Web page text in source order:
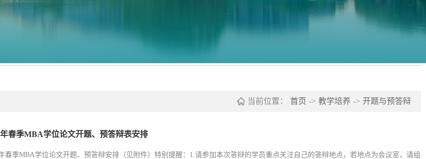
当前位置： 首页 -> 教学培养 -> 开题与预答辩
年春季MBA学位论文开题、预答辩表安排
春季MBA学位论文开题、预答辩安排（见附件）特别提醒：1.请参加本次答辩的学员重点关注自己的答辩地点，若地点为会议室，请组